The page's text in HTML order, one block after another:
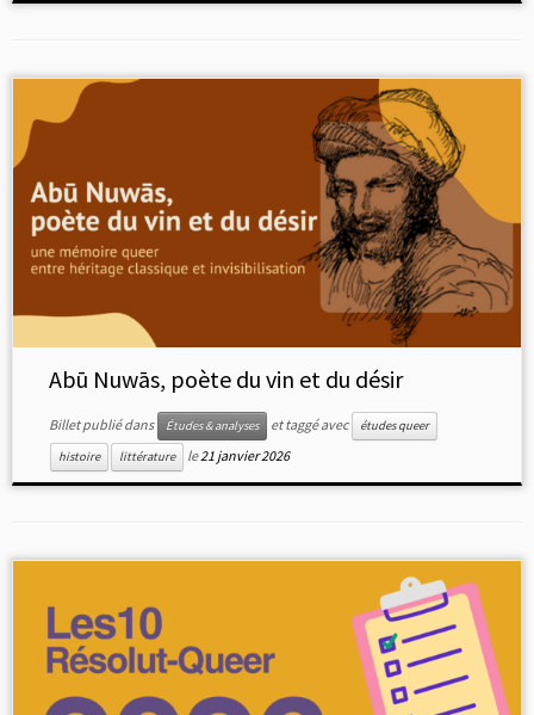
Abū Nuwās, poète du vin et du désir
Billet publié dans Études & analyses et taggé avec
études queer
histoire
littérature le21 janvier 2026